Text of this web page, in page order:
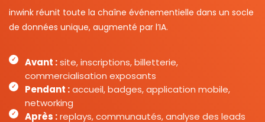
inwink réunit toute la chaîne événementielle dans un socle
de données unique, augmenté par l’IA.
Avant :site, inscriptions, billetterie,
commercialisation exposants
Pendant :accueil, badges, application mobile,
networking
Après :replays, communautés, analyse des leads